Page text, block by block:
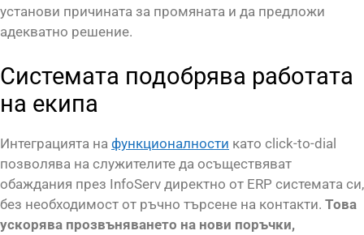
установи причината за промяната и да предложи
адекватно решение.
Системата подобрява работата
на екипа
Интеграцията на функционалности като click-to-dial
позволява на служителите да осъществяват
обаждания през InfoServ директно от ERP системата си,
без необходимост от ръчно търсене на контакти. Това
ускорява прозвъняването на нови поръчки,